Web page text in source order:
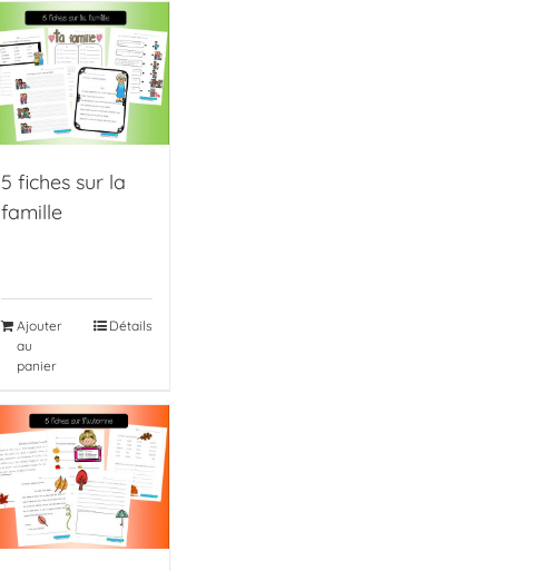
5 fiches sur la
famille
Ajouter
au
panier
Détails